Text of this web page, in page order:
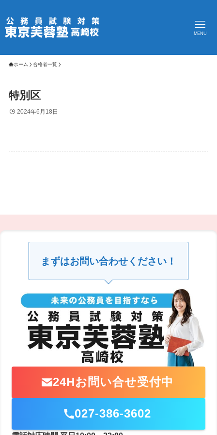
MENU
ホーム 合格者一覧
特別区
2024年6月18日
まずはお問い合わせください！
24Hお問い合せ受付中
027-386-3602